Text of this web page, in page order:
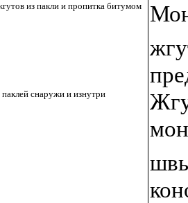
из пакли и пропитка битумом
снаружи и изнутри